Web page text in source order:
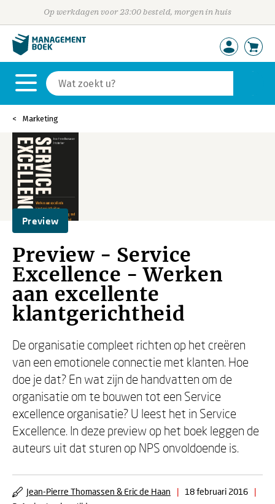
Op werkdagen voor 23:00 besteld, morgen in huis
Marketing
Preview
Preview - Service
Excellence - Werken
aan excellente
klantgerichtheid
De organisatie compleet richten op het creëren
van een emotionele connectie met klanten. Hoe
doe je dat? En wat zijn de handvatten om de
organisatie om te bouwen tot een Service
excellence organisatie? U leest het in Service
Excellence. In deze preview op het boek leggen de
auteurs uit dat sturen op NPS onvoldoende is.
Jean-Pierre Thomassen & Eric de Haan | 18 februari 2016
|